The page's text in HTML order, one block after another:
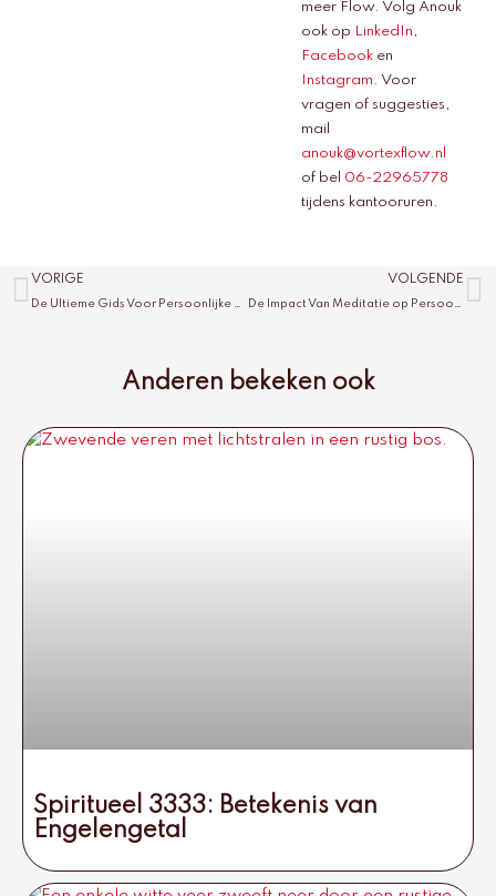
meer Flow. Volg Anouk
ook op LinkedIn,
Facebook en
Instagram. Voor
vragen of suggesties,
mail
anouk@vortexflow.nl
of bel 06-22965778
tijdens kantooruren.
Vorige
VORIGE
De Ultieme Gids Voor Persoonlijke Groei Doormaken: 8 Stappen Voor Zelfontplooiing
VOLGENDE
De Impact Van Meditatie op Persoonlijke Groei
Anderen bekeken ook
Spiritueel 3333: Betekenis van
Engelengetal